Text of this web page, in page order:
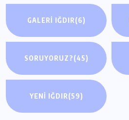
GALERI IĞDIR(6)
SORUYORUZ?(45)
YENI IĞDIR(59)